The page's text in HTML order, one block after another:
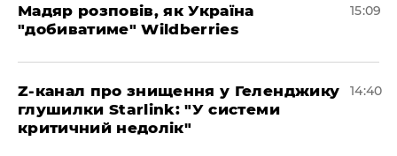
Мадяр розповів, як Україна
"добиватиме" Wildberries
15:09
Z-канал про знищення у Геленджику
глушилки Starlink: "У системи
критичний недолік"
14:40